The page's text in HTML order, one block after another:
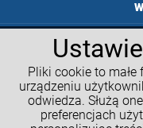
Pliki cookie to
urządzeniu
odwiedza. Służą
preferencjach